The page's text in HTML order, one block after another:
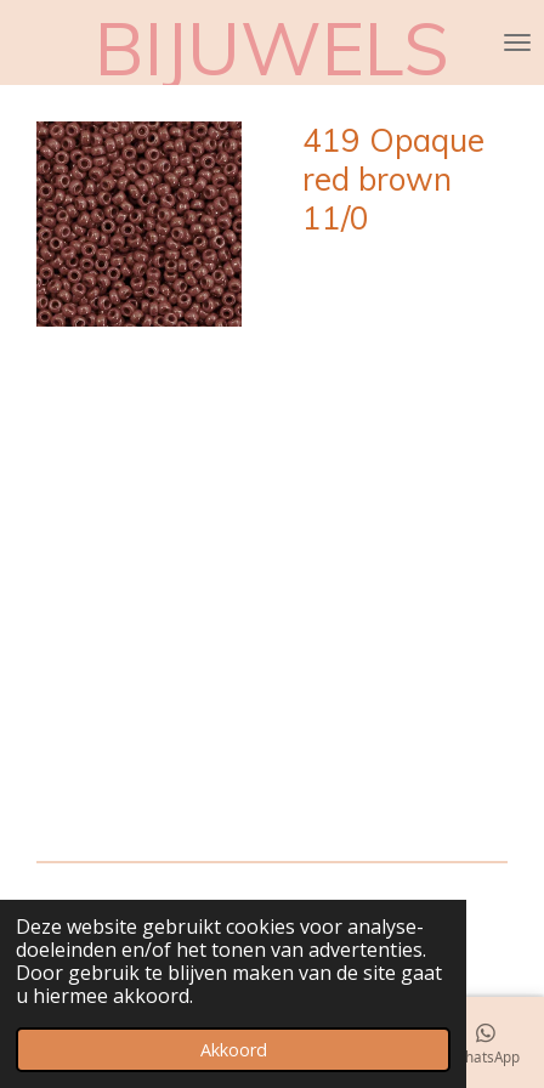
Deze website gebruikt cookies voor analyse-
doeleinden en/of het tonen van advertenties.
Door gebruik te blijven maken van de site gaat
u hiermee akkoord.
Akkoord
naar
hoofdinhoud
BIJUWELS
419 Opaque
red brown
11/0
© 2018 - 2026 bijuwels
Telefoonnummer WhatsApp